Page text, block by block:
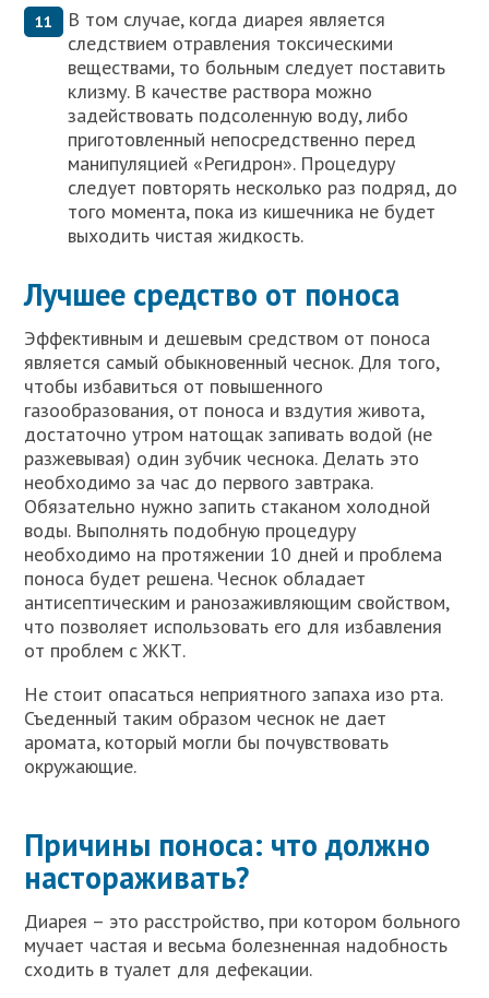
В том случае, когда диарея является
следствием отравления токсическими
веществами, то больным следует поставить
клизму. В качестве раствора можно
задействовать подсоленную воду, либо
приготовленный непосредственно перед
манипуляцией «Регидрон». Процедуру
следует повторять несколько раз подряд, до
того момента, пока из кишечника не будет
выходить чистая жидкость.
Лучшее средство от поноса
Эффективным и дешевым средством от поноса
является самый обыкновенный чеснок. Для того,
чтобы избавиться от повышенного
газообразования, от поноса и вздутия живота,
достаточно утром натощак запивать водой (не
разжевывая) один зубчик чеснока. Делать это
необходимо за час до первого завтрака.
Обязательно нужно запить стаканом холодной
воды. Выполнять подобную процедуру
необходимо на протяжении 10 дней и проблема
поноса будет решена. Чеснок обладает
антисептическим и ранозаживляющим свойством,
что позволяет использовать его для избавления
от проблем с ЖКТ.
Не стоит опасаться неприятного запаха изо рта.
Съеденный таким образом чеснок не дает
аромата, который могли бы почувствовать
окружающие.
Причины поноса: что должно
настораживать?
Диарея – это расстройство, при котором больного
мучает частая и весьма болезненная надобность
сходить в туалет для дефекации.